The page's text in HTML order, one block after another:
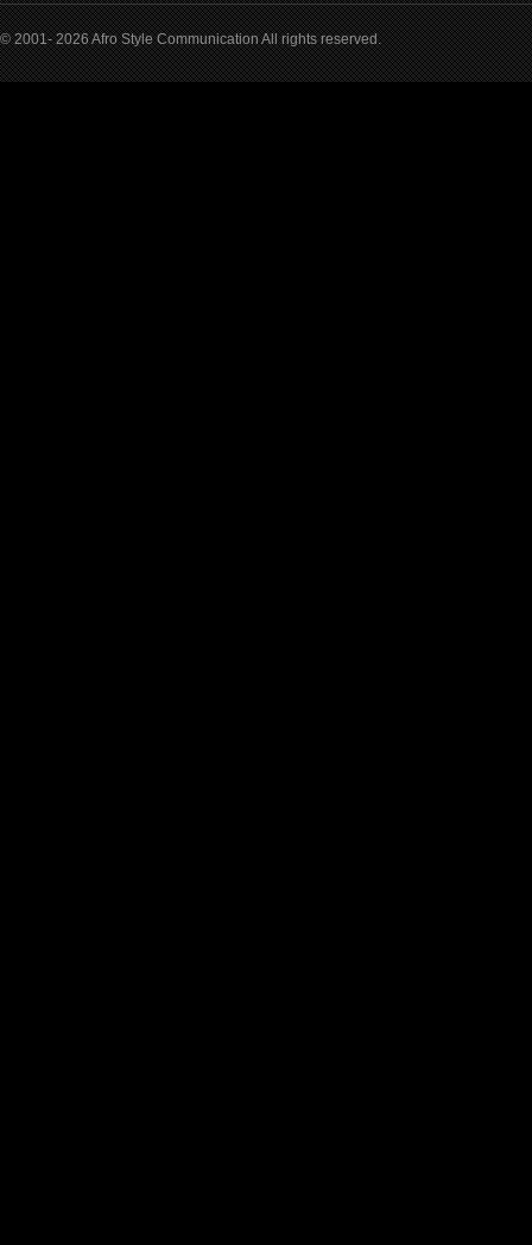
© 2001- 2026 Afro Style Communication All rights reserved.